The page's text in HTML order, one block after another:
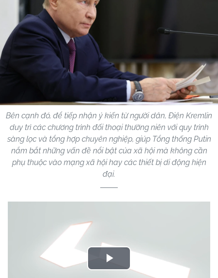
Bên cạnh đó, để tiếp nhận ý kiến từ người dân, Điện Kremlin
duy trì các chương trình đối thoại thường niên với quy trình
sàng lọc và tổng hợp chuyên nghiệp, giúp Tổng thống Putin
nắm bắt những vấn đề nổi bật của xã hội mà không cần
phụ thuộc vào mạng xã hội hay các thiết bị di động hiện
đại.
Play